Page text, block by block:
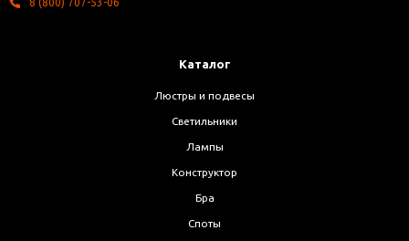
Каталог
Люстры и подвесы
Светильники
Лампы
Конструктор
Бра
Споты